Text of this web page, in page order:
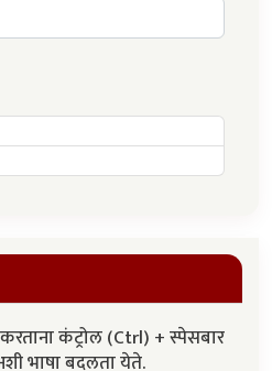
कंट्रोल (Ctrl) + स्पेसबार
भाषा बदलता येते.